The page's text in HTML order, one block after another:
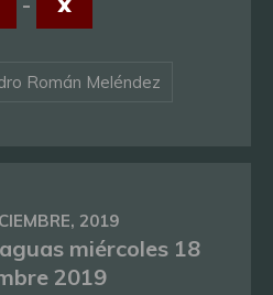
Román Meléndez
2019
miércoles 18
2019